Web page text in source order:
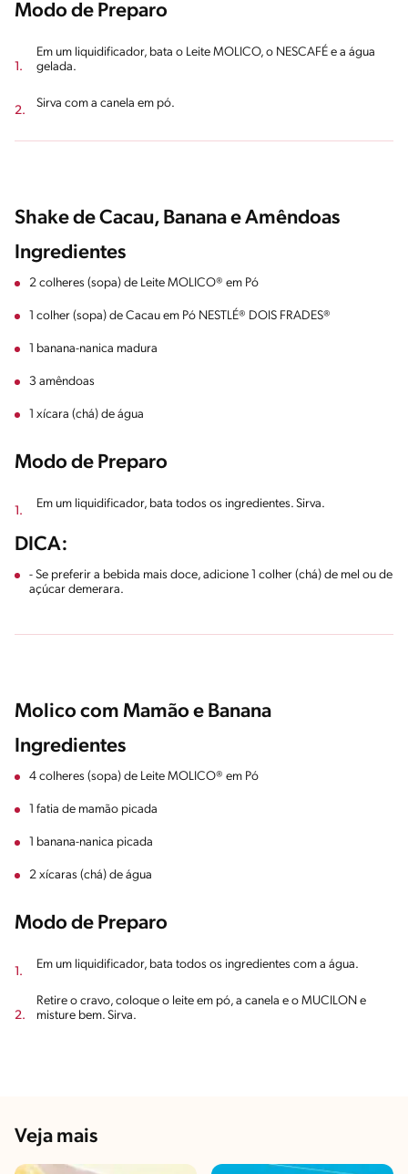
Modo de Preparo
Em um liquidificador, bata o Leite MOLICO, o NESCAFÉ e a água
gelada.
Sirva com a canela em pó.
Shake de Cacau, Banana e Amêndoas
Ingredientes
2 colheres (sopa) de Leite MOLICO® em Pó
1 colher (sopa) de Cacau em Pó NESTLÉ® DOIS FRADES®
1 banana-nanica madura
3 amêndoas
1 xícara (chá) de água
Modo de Preparo
Em um liquidificador, bata todos os ingredientes. Sirva.
DICA:
- Se preferir a bebida mais doce, adicione 1 colher (chá) de mel ou de
açúcar demerara.
Molico com Mamão e Banana
Ingredientes
4 colheres (sopa) de Leite MOLICO® em Pó
1 fatia de mamão picada
1 banana-nanica picada
2 xícaras (chá) de água
Modo de Preparo
Em um liquidificador, bata todos os ingredientes com a água.
Retire o cravo, coloque o leite em pó, a canela e o MUCILON e
misture bem. Sirva.
Veja mais